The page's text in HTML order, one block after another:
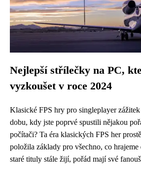
Nejlepší střílečky na PC,
vyzkoušet v roce 2024
Klasické FPS hry pro singleplayer
dobu, kdy jste poprvé spustili nějakou
počítači? Ta éra klasických FPS her
položila základy pro všechno, co
staré tituly stále žijí, pořád mají své